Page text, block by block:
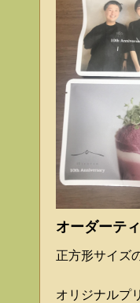
オーダーテ
正方形サイズ
オリジナルプ